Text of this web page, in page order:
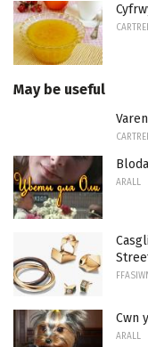
May be useful
ARALL
Cwn
ARALL